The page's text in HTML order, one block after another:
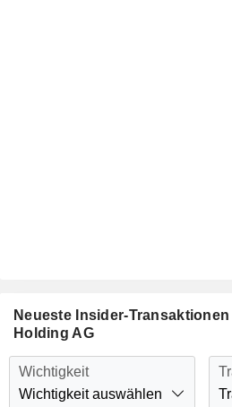
Neueste Insider-
Holding AG
Wichtigkeit
Wichtigkeit auswählen